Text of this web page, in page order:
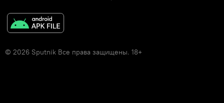
© 2026 Sputnik Все права защищены. 18+